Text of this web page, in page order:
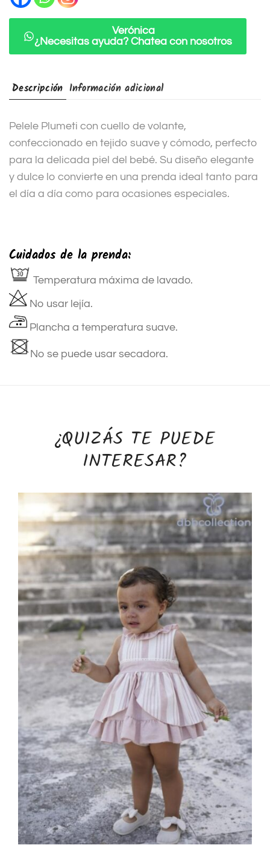
Verónica
¿Necesitas ayuda? Chatea con nosotros
Descripción Información adicional
Pelele Plumeti con cuello de volante,
confeccionado en tejido suave y cómodo, perfecto
para la delicada piel del bebé. Su diseño elegante
y dulce lo convierte en una prenda ideal tanto para
el día a día como para ocasiones especiales.
Cuidados de la prenda:
Temperatura máxima de lavado.
No usar lejía.
Plancha a temperatura suave.
No se puede usar secadora.
¿QUIZÁS TE PUEDE
INTERESAR?